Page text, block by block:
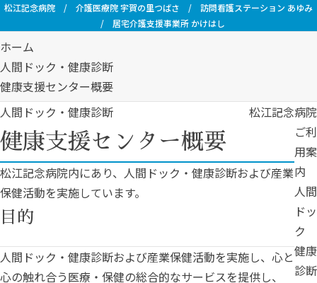
松江記念病院 / 介護医療院 宇賀の里つばさ / 訪問看護ステーション あゆみ
/ 居宅介護支援事業所 かけはし
ホーム
人間ドック・健康診断
健康支援センター概要
人間ドック・健康診断
松江記念病院
健康支援センター概要
松江記念病院内にあり、人間ドック・健康診断および産業
保健活動を実施しています。
目的
人間ドック・健康診断および産業保健活動を実施し、心と
心の触れ合う医療・保健の総合的なサービスを提供し、
ご利
用案
内
人間
ドッ
ク
健康
診断